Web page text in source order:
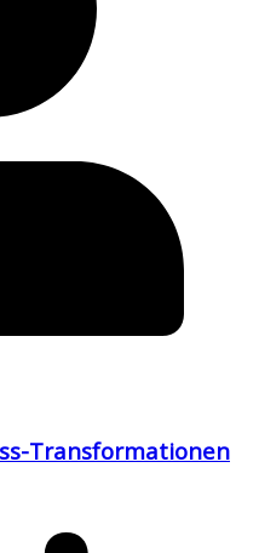
Transformationen